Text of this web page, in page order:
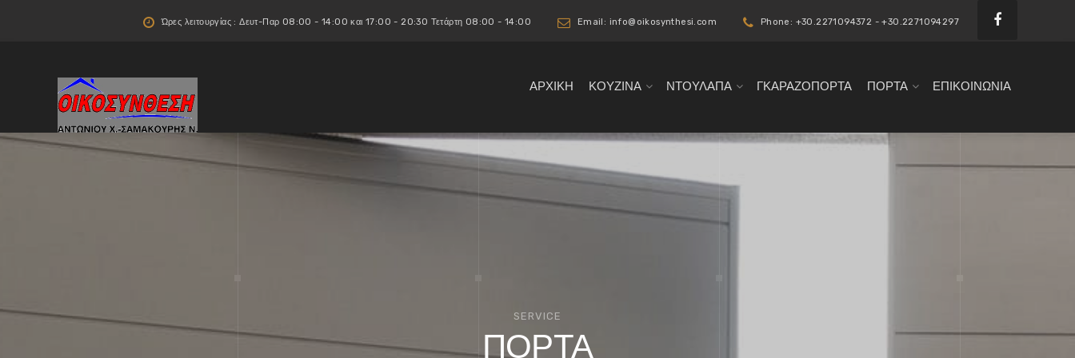
Ώρες λειτουργίας : Δευτ-Παρ 08:00 - 14:00 και 17:00 - 20:30 Τετάρτη 08:00 - 14:00 Email: info@oikosynthesi.com Phone: +30.2271094372 - +30.2271094297
ΑΡΧΙΚΉ ΚΟΥΖΙΝΑ ΝΤΟΥΛΑΠΑ ΓΚΑΡΑΖΟΠΟΡΤΑ ΠΟΡΤΑ ΕΠΙΚΟΙΝΩΝΙΑ
SERVICE
ΠΟΡΤΑ